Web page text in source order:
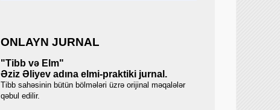
ONLAYN JURNAL
"Tibb və Elm"
Əziz Əliyev adına elmi-praktiki jurnal.
Tibb sahəsinin bütün bölmələri üzrə orijinal məqalələr
qəbul edilir.